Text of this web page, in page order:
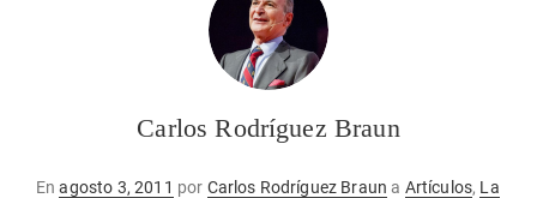
Carlos Rodríguez Braun
EnPublicado
agosto 3, 2011 por Carlos Rodríguez Braun a Artículos, La